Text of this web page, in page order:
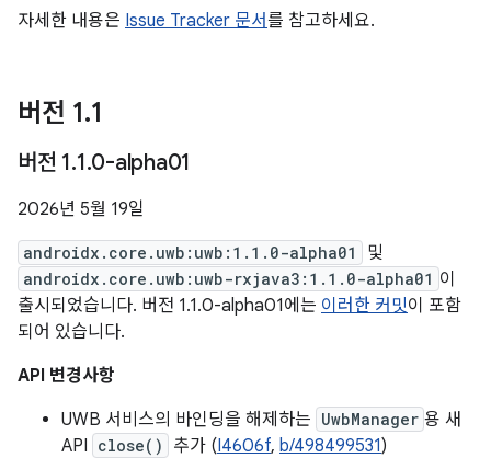
자세한 내용은 Issue Tracker 문서를 참고하세요.
버전 1.1
버전 1.1.0-alpha01
2026년 5월 19일
androidx.core.uwb:uwb:1.1.0-alpha01 및
androidx.core.uwb:uwb-rxjava3:1.1.0-alpha01 이
출시되었습니다. 버전 1.1.0-alpha01에는 이러한 커밋이 포함
되어 있습니다.
API 변경사항
UWB 서비스의 바인딩을 해제하는 UwbManager 용 새
API close() 추가 (I4606f, b/498499531)